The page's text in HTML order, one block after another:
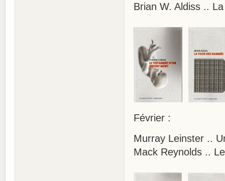
Brian W. Aldiss ..
Février :
Murray Leinster ..
Mack Reynolds ..